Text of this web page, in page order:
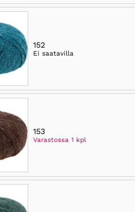
152
Ei saatavilla
153
Varastossa 1 kpl